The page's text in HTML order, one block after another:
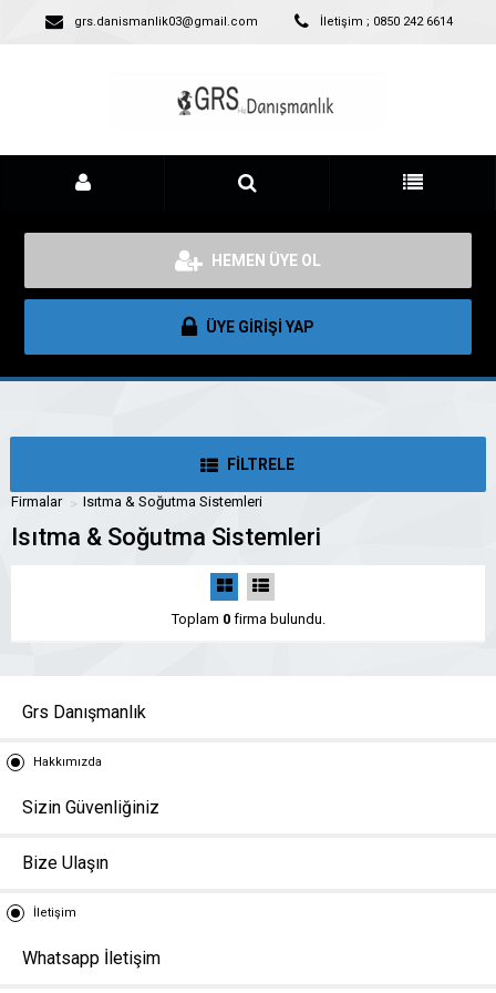
grs.danismanlik03@gmail.com İletişim ; 0850 242 6614
HEMEN ÜYE OL
ÜYE GİRİŞİ YAP
FİLTRELE
Firmalar Isıtma & Soğutma Sistemleri
Isıtma & Soğutma Sistemleri
Toplam 0firma bulundu.
Grs Danışmanlık
Hakkımızda
Sizin Güvenliğiniz
Bize Ulaşın
İletişim
Whatsapp İletişim